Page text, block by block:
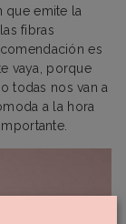
que emite la
fibras
es
vaya, porque
todas nos van a
a la hora